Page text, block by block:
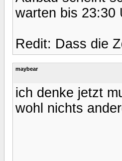
warten bis 23:30
Redit: Dass die
maybear
ich denke jetzt
wohl nichts